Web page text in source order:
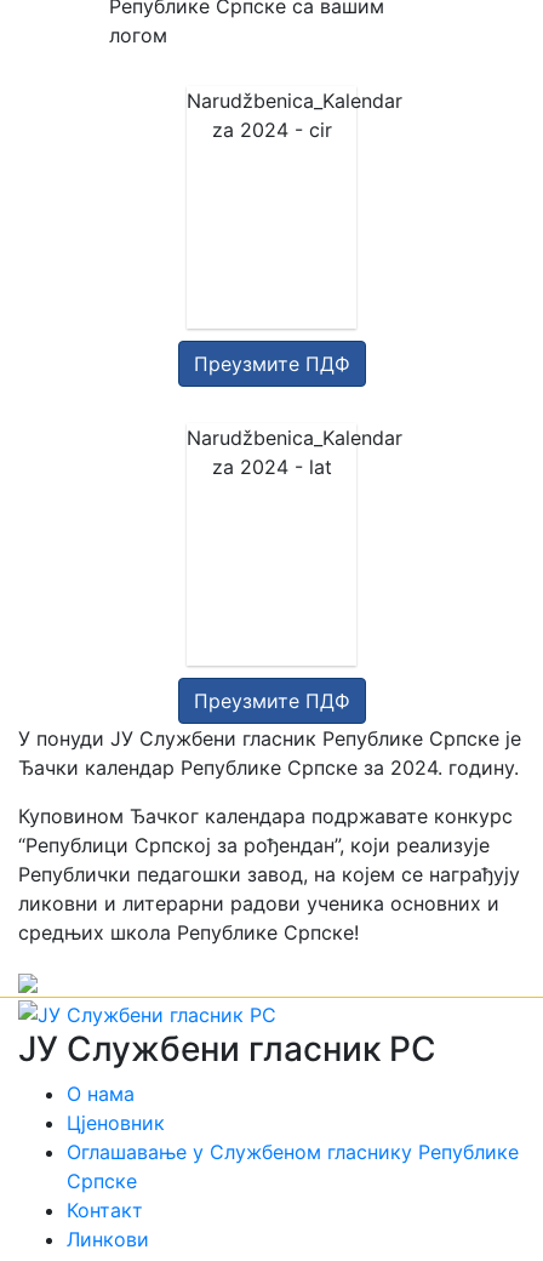
Narudžbenica_Kalendar
za 2024 - cir
Преузмите ПДФ
Narudžbenica_Kalendar
za 2024 - lat
Преузмите ПДФ
У понуди ЈУ Службени гласник Републике Српске је
Ђачки календар Републике Српске за 2024. годину.
Куповином Ђачког календара подржавате конкурс
“Републици Српској за рођендан”, који реализује
Републички педагошки завод, на којем се награђују
ликовни и литерарни радови ученика основних и
средњих школа Републике Српске!
ЈУ Службени гласник РС
О нама
Цјеновник
Оглашавање у Службеном гласнику Републике
Српске
Контакт
Линкови